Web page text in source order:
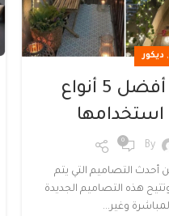
, ديكور
إضاءة البلكونة | أفضل 5 أنواع
By
0
أحدث التصاميم التي يتم
هذه التصاميم الجديدة
وغير...